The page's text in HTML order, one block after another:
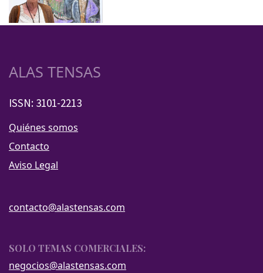
ALAS TENSAS
ISSN: 3101-2213
Quiénes somos
Contacto
Aviso Legal
contacto@alastensas.com
SOLO TEMAS COMERCIALES:
negocios@alastensas.com